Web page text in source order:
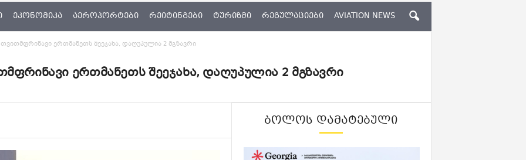
ᲔᲙᲝᲜᲝᲛᲘᲙᲐ ᲐᲔᲠᲝᲞᲝᲠᲢᲔᲑᲘ ᲠᲔᲘᲢᲘᲜᲒᲔᲑᲘ ᲢᲣᲠᲘᲖᲛᲘ ᲠᲔᲒᲣᲚᲐᲪᲘᲔᲑᲘ AVIATION NEWS
ერთმანეთს შეეჯახა, დაღუპულია 2 მგზავრი
ერთმანეთს შეეჯახა, დაღუპულია 2 მგზავრი
ᲑᲝᲚᲝᲡ ᲓᲐᲛᲐᲢᲔᲑᲣᲚᲘ